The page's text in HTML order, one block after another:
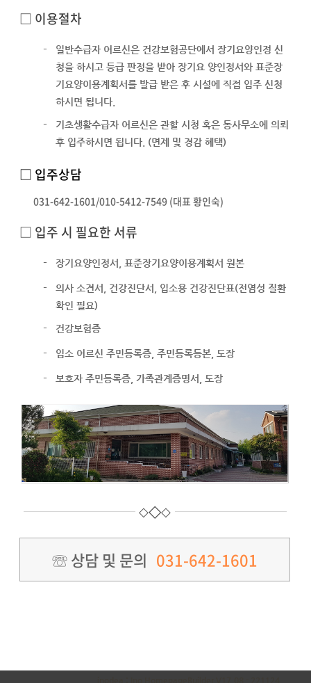
□ 이용절차
-
일반수급자 어르신은 건강보험공단에서 장기요양인정 신
청을 하시고 등급 판정을 받아 장기요 양인정서와 표준장
기요양이용계획서를 발급 받은 후 시설에 직접 입주 신청
하시면 됩니다.
-
기초생활수급자 어르신은 관할 시청 혹은 동사무소에 의뢰
후 입주하시면 됩니다. (면제 및 경감 혜택)
□ 입주상담
031-642-1601/010-5412-7549 (대표 황인숙)
□ 입주 시 필요한 서류
- 장기요양인정서, 표준장기요양이용계획서 원본
-
의사 소견서, 건강진단서, 입소용 건강진단표(전염성 질환
확인 필요)
- 건강보험증
- 입소 어르신 주민등록증, 주민등록등본, 도장
- 보호자 주민등록증, 가족관계증명서, 도장
◇◇◇
☏ 상담 및 문의 031-642-1601